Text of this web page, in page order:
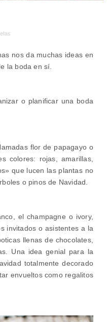
nos da muchas ideas en
la boda en sí.
o planificar una boda
flor de papagayo o
colores: rojas, amarillas,
que lucen las plantas no
o pinos de Navidad.
el champagne o ivory,
invitados o asistentes a la
llenas de chocolates,
Una idea genial para la
totalmente decorado
envueltos como regalitos